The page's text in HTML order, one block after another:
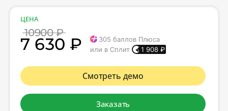
ЦЕНА
10900 ₽
7 630 ₽ 305 баллов Плюса
или в Сплит
1 908 ₽
Смотреть демо
Заказать